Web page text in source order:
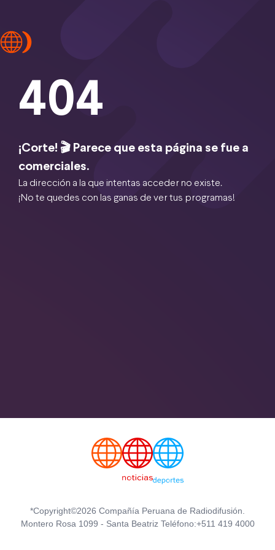
404
¡Corte! 🎬 Parece que esta página se fue a
comerciales.
La dirección a la que intentas acceder no existe.
¡No te quedes con las ganas de ver tus programas!
*Copyright©2026 Compañía Peruana de Radiodifusión.
Montero Rosa 1099 - Santa Beatriz Teléfono:+511 419 4000